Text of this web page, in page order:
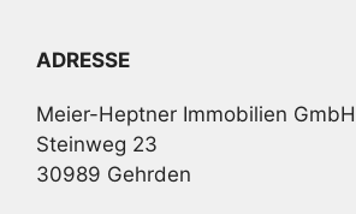
ADRESSE
Meier-Heptner Immobilien GmbH
Steinweg 23
30989 Gehrden